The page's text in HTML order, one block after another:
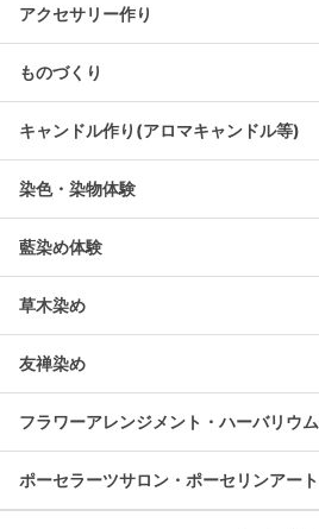
アクセサリー作り
ものづくり
キャンドル作り(アロマキャンドル等)
染色・染物体験
藍染め体験
草木染め
友禅染め
フラワーアレンジメント・ハーバリウム
ポーセラーツサロン・ポーセリンアート